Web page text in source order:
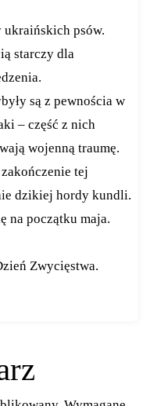
ukraińskich psów.
starczy dla
są z pewnościa w
– część z nich
wojenną traumę.
tej
dzikiej hordy kundli.
na początku maja.
Zwycięstwa.